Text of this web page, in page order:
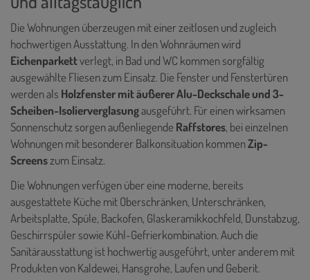
Die Wohnungen überzeugen mit einer zeitlosen und zugleich
hochwertigen Ausstattung. In den Wohnräumen wird
Eichenparkettverlegt, in Bad und WC kommen sorgfältig
ausgewählte Fliesen zum Einsatz. Die Fenster und Fenstertüren
werden als Holzfenster mit äußerer Alu-Deckschale und 3-
Scheiben-Isolierverglasungausgeführt. Für einen wirksamen
Sonnenschutz sorgen außenliegende Raffstores, bei einzelnen
Wohnungen mit besonderer Balkonsituation kommenZip-
Screenszum Einsatz.
Die Wohnungen verfügen über eine moderne, bereits
ausgestattete Küche mit Oberschränken, Unterschränken,
Arbeitsplatte, Spüle, Backofen, Glaskeramikkochfeld, Dunstabzug,
Geschirrspüler sowie Kühl-Gefrierkombination. Auch die
Sanitärausstattung ist hochwertig ausgeführt, unter anderem mit
Produkten von Kaldewei, Hansgrohe, Laufen und Geberit.